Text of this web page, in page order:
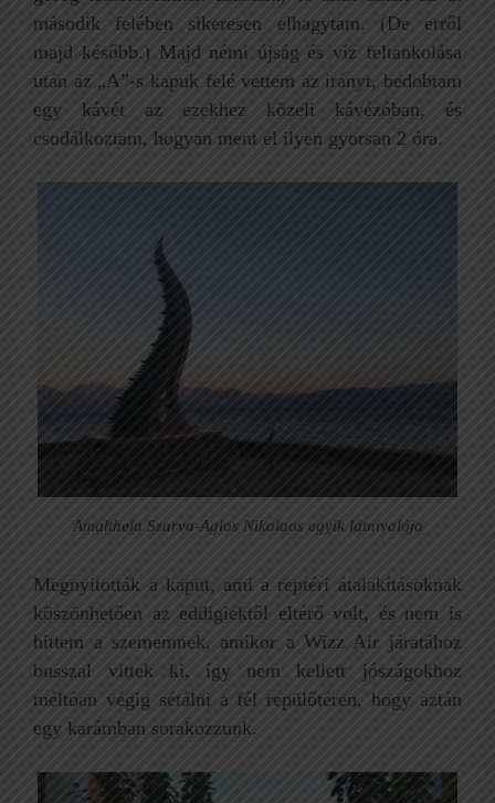
második felében sikeresen elhagytam. (De erről
majd később.) Majd némi újság és víz feltankolása
után az „A”-s kapuk felé vettem az irányt, bedobtam
egy kávét az ezekhez közeli kávézóban, és
csodálkoztam, hogyan ment el ilyen gyorsan 2 óra.
Amaltheia Szarva-Agios Nikolaos egyik látnivalója
Megnyitották a kaput, ami a reptéri átalakításoknak
köszönhetően az eddigiektől eltérő volt, és nem is
hittem a szememnek, amikor a Wizz Air járatához
busszal vittek ki, így nem kellett jószágokhoz
méltóan végig sétálni a fél repülőtéren, hogy aztán
egy karámban sorakozzunk.